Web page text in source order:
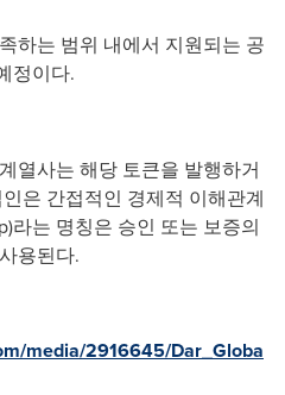
하는 범위 내에서 지원되는 공
정이다.
열사는 해당 토큰을 발행하거
은 간접적인 경제적 이해관계
라는 명칭은 승인 또는 보증의
용된다.
media/2916645/Dar_Globa